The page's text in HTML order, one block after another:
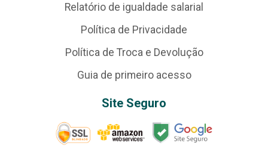
Relatório de igualdade salarial
Política de Privacidade
Política de Troca e Devolução
Guia de primeiro acesso
Site Seguro